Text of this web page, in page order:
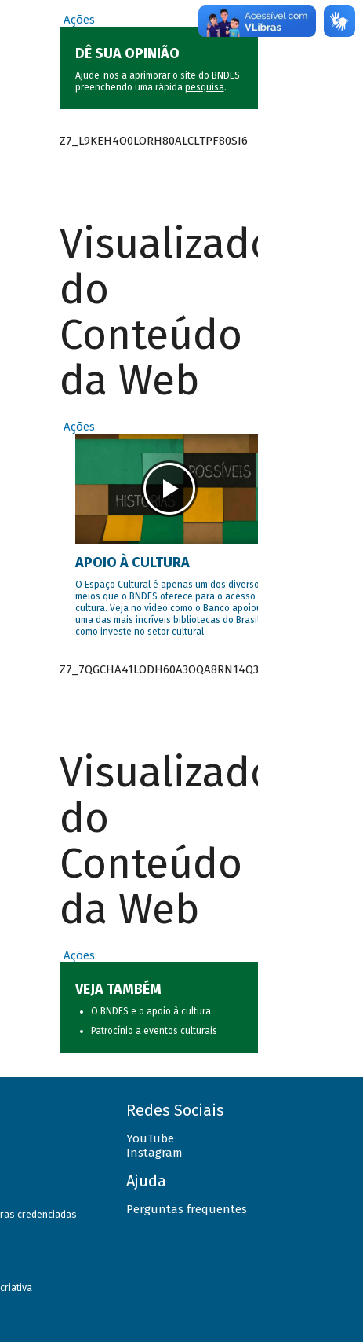
Ações
DÊ SUA OPINIÃO
Ajude-nos a aprimorar o site do BNDES
preenchendo uma rápida pesquisa.
Z7_L9KEH4O0LORH80ALCLTPF80SI6
Visualizador
do
Conteúdo
da Web
Ações
APOIO À CULTURA
O Espaço Cultural é apenas um dos diversos
meios que o BNDES oferece para o acesso à
cultura. Veja no vídeo como o Banco apoiou
uma das mais incríveis bibliotecas do Brasil e
como investe no setor cultural.
Z7_7QGCHA41LODH60A3OQA8RN14Q3
Visualizador
do
Conteúdo
da Web
Ações
VEJA TAMBÉM
O BNDES e o apoio à cultura
Patrocínio a eventos culturais
credenciadas
Redes Sociais
YouTube
Instagram
Ajuda
Perguntas frequentes